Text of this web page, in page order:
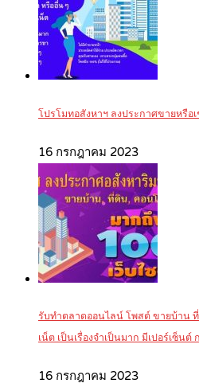
โปรโมทอสังหาฯ ลงประกาศขายหรือ
16 กรกฎาคม 2023
รับทำตลาดออนไลน์ โพสต์ ขายบ้าน
เน็ต เป็นเรื่องจำเป็นมาก มีเปอร์เซ็นต์
16 กรกฎาคม 2023